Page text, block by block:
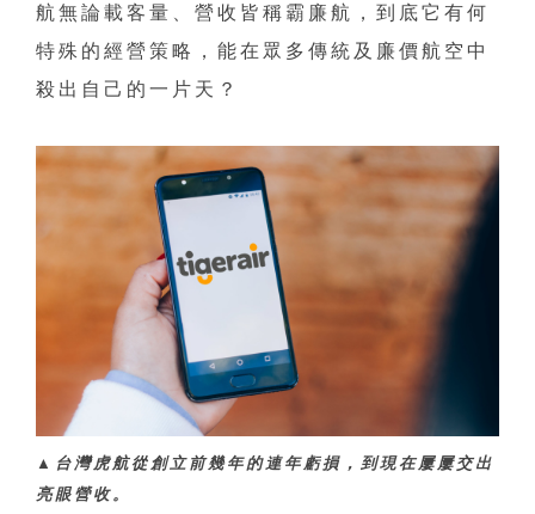
航無論載客量、營收皆稱霸廉航，到底它有何
特殊的經營策略，能在眾多傳統及廉價航空中
殺出自己的一片天？
▲台灣虎航從創立前幾年的連年虧損，到現在屢屢交出
亮眼營收。